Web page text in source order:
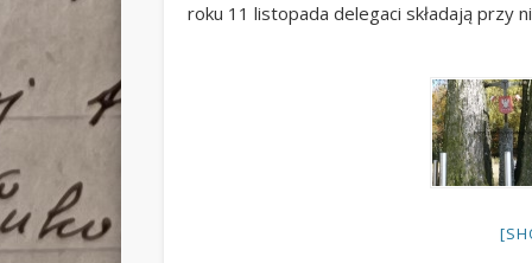
roku 11 listopada delegaci składają przy